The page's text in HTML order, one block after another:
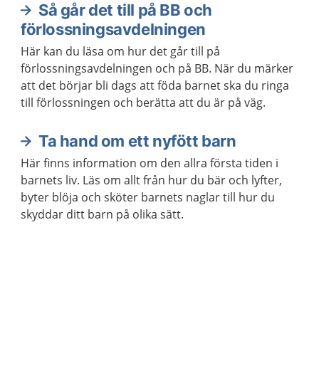
Så går det till på BB och
förlossningsavdelningen
Här kan du läsa om hur det går till på
förlossningsavdelningen och på BB. När du märker
att det börjar bli dags att föda barnet ska du ringa
till förlossningen och berätta att du är på väg.
Ta hand om ett nyfött barn
Här finns information om den allra första tiden i
barnets liv. Läs om allt från hur du bär och lyfter,
byter blöja och sköter barnets naglar till hur du
skyddar ditt barn på olika sätt.